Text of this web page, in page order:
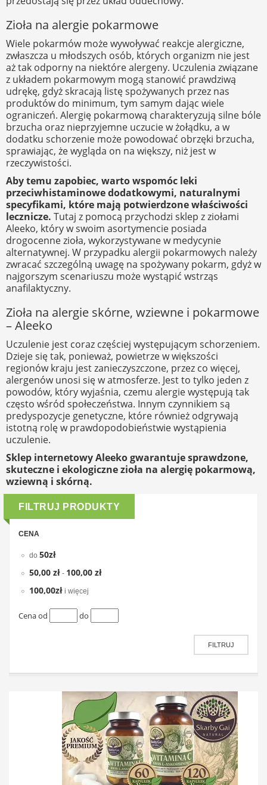
Zioła na alergie pokarmowe
Wiele pokarmów może wywoływać reakcje alergiczne,
zwłaszcza u młodszych osób, których organizm nie jest
aż tak odporny na niektóre alergeny. Uczulenia związane
z układem pokarmowym mogą stanowić prawdziwą
udrękę, gdyż skracają listę spożywanych przez nas
produktów do minimum, tym samym dając wiele
ograniczeń. Alergię pokarmową charakteryzują silne bóle
brzucha oraz nieprzyjemne uczucie w żołądku, a w
dodatku schorzenie może powodować obrzęki brzucha,
sprawiając, że wygląda on na większy, niż jest w
rzeczywistości.
Aby temu zapobiec, warto wspomóc leki
przeciwhistaminowe dodatkowymi, naturalnymi
specyfikami, które mają potwierdzone właściwości
lecznicze. Tutaj z pomocą przychodzi sklep z ziołami
Aleeko, który w swoim asortymencie posiada
drogocenne zioła, wykorzystywane w medycynie
alternatywnej. W przypadku alergii pokarmowych należy
zwracać szczególną uwagę na spożywany pokarm, gdyż w
najgorszym scenariuszu może wystąpić wstrząs
anafilaktyczny.
Zioła na alergie skórne, wziewne i pokarmowe
– Aleeko
Uczulenie jest coraz częściej występującym schorzeniem.
Dzieje się tak, ponieważ, powietrze w większości
regionów kraju jest zanieczyszczone, przez co więcej,
alergenów unosi się w atmosferze. Jest to tylko jeden z
powodów, który wyjaśnia, czemu alergie występują tak
często wśród społeczeństwa. Innym czynnikiem są
predyspozycje genetyczne, które również odgrywają
istotną rolę w prawdopodobieństwie wystąpienia
uczulenie.
Sklep internetowy Aleeko gwarantuje sprawdzone,
skuteczne i ekologiczne zioła na alergię pokarmową,
wziewną i skórną.
FILTRUJ PRODUKTY
CENA
do 50zł
50,00 zł - 100,00 zł
100,00zł i więcej
Cena od do
FILTRUJ